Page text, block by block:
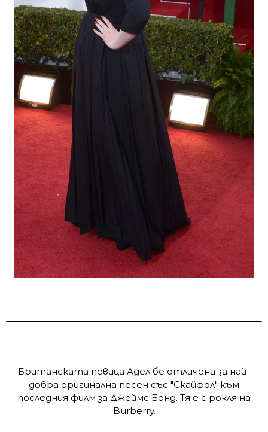
Британската певица Адел бе отличена за най-
добра оригинална песен със "Скайфол" към
последния филм за Джеймс Бонд. Тя е с рокля на
Burberry.